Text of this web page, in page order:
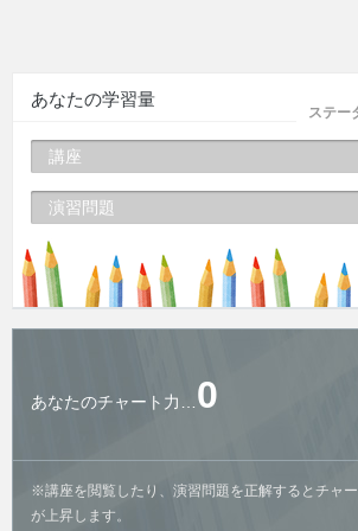
ステー
あなたの学習量
講座
演習問題
あなたのチャート力… 0
※講座を閲覧したり、演習問題を正解するとチャ
が上昇します。